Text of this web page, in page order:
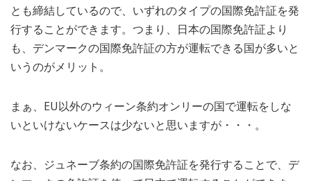
とも締結しているので、いずれのタイプの国際免許証を発
行することができます。つまり、日本の国際免許証より
も、デンマークの国際免許証の方が運転できる国が多いと
いうのがメリット。
まぁ、EU以外のウィーン条約オンリーの国で運転をしな
いといけないケースは少ないと思いますが・・・。
なお、ジュネーブ条約の国際免許証を発行することで、デ